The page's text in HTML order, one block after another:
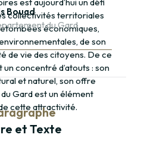
collectivités territoriales
économiques,
de son
de vie des citoyens. De ce
concentré d’atouts : son
et naturel, son offre
Gard est un élément
cette attractivité.
Bouad
du Gard
et Texte